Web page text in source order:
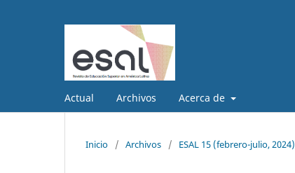
Actual Archivos Acerca de
Inicio / Archivos / ESAL 15 (febrero-julio, 2024)